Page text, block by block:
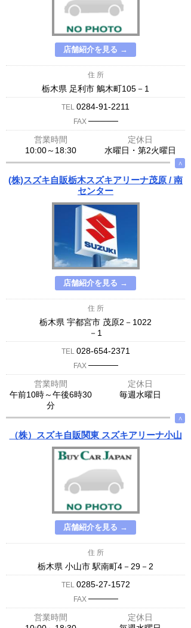
店舗紹介を見る →
住 所
栃木県 足利市 鵤木町105－1
TEL 0284-91-2211
FAX ─────
営業時間
定休日
10:00～18:30
水曜日・第2火曜日
∧
(株)スズキ自販栃木スズキアリーナ茂原 / 南
センター
店舗紹介を見る →
住 所
栃木県 宇都宮市 茂原2－1022
－1
TEL 028-654-2371
FAX ─────
営業時間
定休日
午前10時～午後6時30
分
毎週水曜日
∧
（株）スズキ自販関東 スズキアリーナ小山
店舗紹介を見る →
住 所
栃木県 小山市 駅南町4－29－2
TEL 0285-27-1572
FAX ─────
営業時間
定休日